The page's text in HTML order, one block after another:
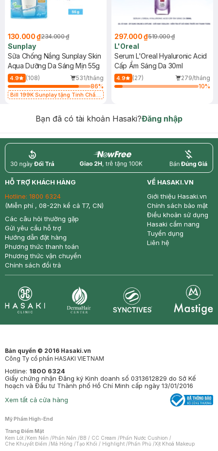
130.000 ₫234.000 ₫
Sunplay
Sữa Chống Nắng Sunplay Skin
Aqua Dưỡng Da Sáng Mịn 55g
4.9 (108)
531/tháng
86%
Bill 199K Sunplay tặng Tinh Chất
297.000 ₫519.000 ₫
L'Oreal
Serum L'Oreal Hyaluronic Acid
Cấp Ẩm Sáng Da 30ml
4.9 (27)
279/tháng
10%
Bạn đã có tài khoản Hasaki?Đăng nhập
return nowfree price
HỖ TRỢ KHÁCH HÀNG
Hotline: 1800 6324
(Miễn phí , 08-22h kể cả T7, CN)
Các câu hỏi thường gặp
Gửi yêu cầu hỗ trợ
Hướng dẫn đặt hàng
Phương thức thanh toán
Phương thức vận chuyển
Chính sách đổi trả
VỀ HASAKI.VN
Giới thiệu Hasaki.vn
Chính sách bảo mật
Điều khoản sử dụng
Hasaki cẩm nang
Tuyển dụng
Liên hệ
Bản quyền © 2016 Hasaki.vn
Công Ty cổ phần HASAKI VIETNAM
Hotline: 1800 6324
Giấy chứng nhận Đăng ký Kinh doanh số 0313612829 do Sở Kế
hoạch và Đầu tư Thành phố Hồ Chí Minh cấp ngày 13/01/2016
Xem tất cả cửa hàng
Mỹ Phẩm High-End
Trang Điểm Mặt
Kem Lót /Kem Nền /Phấn Nền /BB / CC Cream /Phấn Nước Cushion /
Che Khuyết Điểm /Má Hồng /Tạo Khối / Highlight /Phấn Phủ /Xịt Khoá Makeup